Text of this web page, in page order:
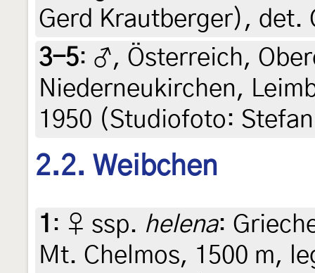
Gerd Krautberger), det.
3-5: ♂, Österreich,
Niederneukirchen,
1950 (Studiofoto:
2.2. Weibchen
1 : ♀ ssp. helena:
Mt. Chelmos, 1500 m,